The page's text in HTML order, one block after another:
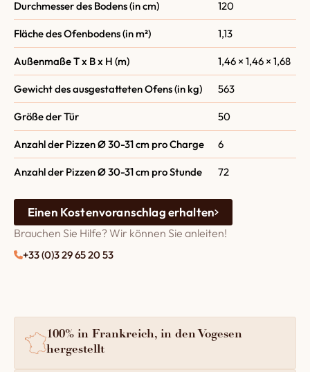
Durchmesser des Bodens (in cm) 120
Fläche des Ofenbodens (in m²) 1,13
Außenmaße T x B x H (m) 1,46 × 1,46 × 1,68
Gewicht des ausgestatteten Ofens (in kg) 563
Größe der Tür 50
Anzahl der Pizzen Ø 30-31 cm pro Charge 6
Anzahl der Pizzen Ø 30-31 cm pro Stunde 72
Einen Kostenvoranschlag erhalten
Brauchen Sie Hilfe? Wir können Sie anleiten!
+33 (0)3 29 65 20 53
100% in Frankreich, in den Vogesen
hergestellt